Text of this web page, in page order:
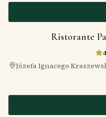
Ristorante
Józefa Ignacego